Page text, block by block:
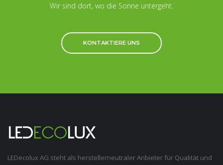
Wir sind dort, wo die Sonne untergeht.
KONTAKTIERE UNS
LEDecolux AG steht als herstellerneutraler Anbieter für Qualität und